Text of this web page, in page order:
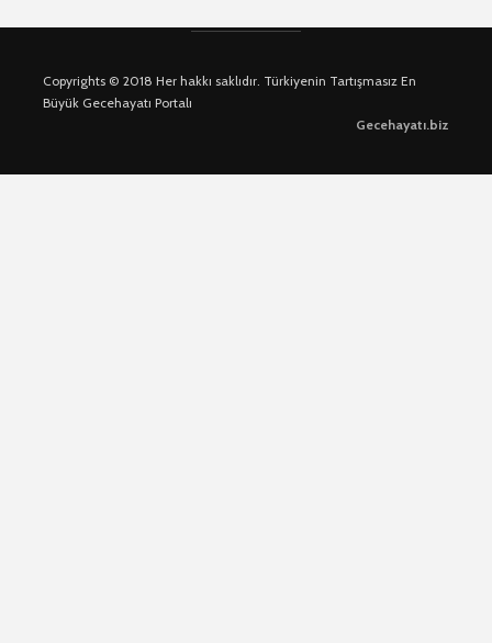
Copyrights © 2018 Her hakkı saklıdır. Türkiyenin Tartışmasız En
Büyük Gecehayatı Portalı
Gecehayatı.biz